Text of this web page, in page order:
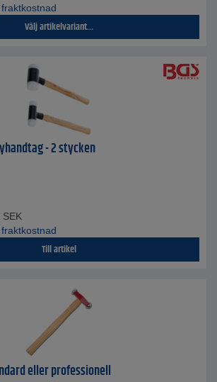
fraktkostnad
Välj artikelvariant...
- 2 stycken
SEK
fraktkostnad
Till artikel
eller professionell